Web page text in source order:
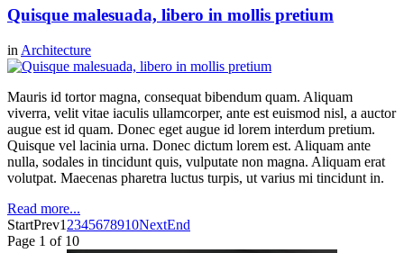
Quisque malesuada, libero in mollis pretium
in Architecture
Mauris id tortor magna, consequat bibendum quam. Aliquam
viverra, velit vitae iaculis ullamcorper, ante est euismod nisl, a auctor
augue est id quam. Donec eget augue id lorem interdum pretium.
Quisque vel lacinia urna. Donec dictum lorem est. Aliquam ante
nulla, sodales in tincidunt quis, vulputate non magna. Aliquam erat
volutpat. Maecenas pharetra luctus turpis, ut varius mi tincidunt in.
Read more...
StartPrev1 2345678910NextEnd
Page 1 of 10